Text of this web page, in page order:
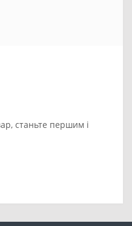
станьте першим і